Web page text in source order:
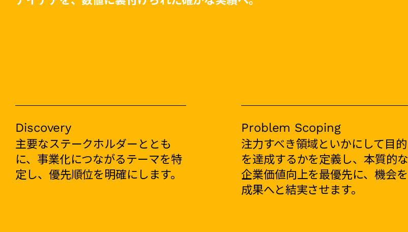
Discovery
主要なステークホルダーととも
に、事業化につながるテーマを特
定し、優先順位を明確にします。
Problem Scoping
注力すべき領域といかにして目的
を達成するかを定義し、本質的な
企業価値向上を最優先に、機会を
成果へと結実させます。